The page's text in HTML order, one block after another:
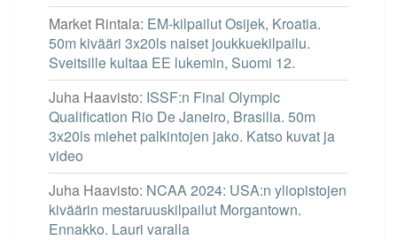
Market Rintala: EM-kilpailut Osijek, Kroatia.
50m kivääri 3x20ls naiset joukkuekilpailu.
Sveitsille kultaa EE lukemin, Suomi 12.
Juha Haavisto: ISSF:n Final Olympic
Qualification Rio De Janeiro, Brasilia. 50m
3x20ls miehet palkintojen jako. Katso kuvat ja
video
Juha Haavisto: NCAA 2024: USA:n yliopistojen
kiväärin mestaruuskilpailut Morgantown.
Ennakko. Lauri varalla